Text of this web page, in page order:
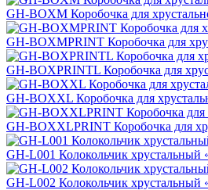
GH-BOXM Коробочка для
GH-BOXMPRINT Коробочка для
GH-BOXPRINTL Коробочка для
GH-BOXXL Коробочка для
GH-BOXXLPRINT Коробочка для
GH-L001 Колокольчик хрустальный
GH-L002 Колокольчик